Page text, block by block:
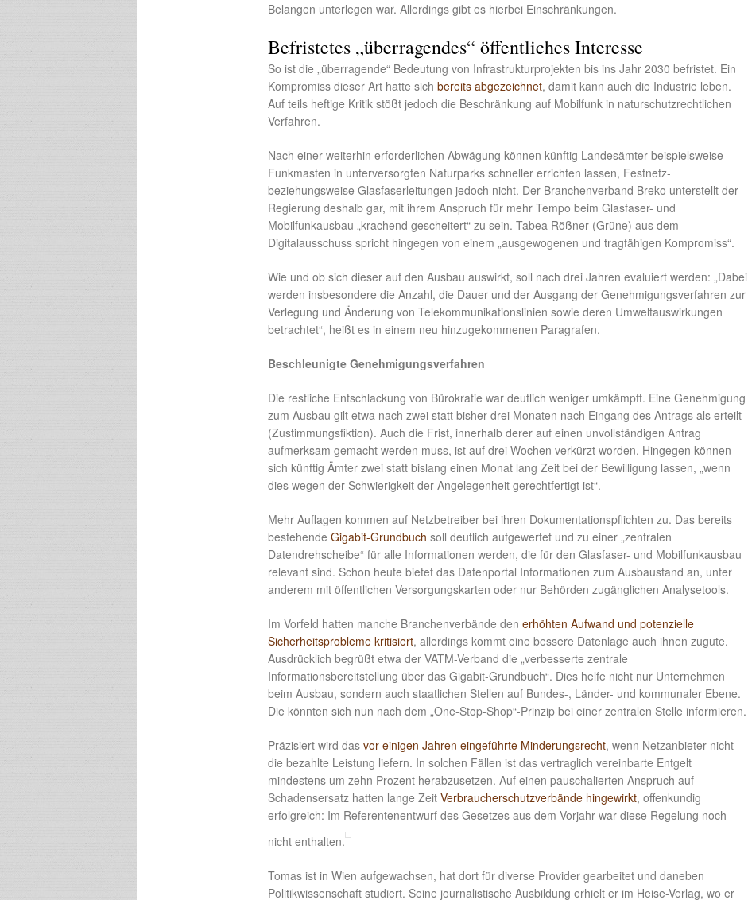
Belangen unterlegen war. Allerdings gibt es hierbei Einschränkungen.
Befristetes „überragendes“ öffentliches Interesse
So ist die „überragende“ Bedeutung von Infrastrukturprojekten bis ins Jahr 2030 befristet. Ein
Kompromiss dieser Art hatte sich bereits abgezeichnet, damit kann auch die Industrie leben.
Auf teils heftige Kritik stößt jedoch die Beschränkung auf Mobilfunk in naturschutzrechtlichen
Verfahren.
Nach einer weiterhin erforderlichen Abwägung können künftig Landesämter beispielsweise
Funkmasten in unterversorgten Naturparks schneller errichten lassen, Festnetz-
beziehungsweise Glasfaserleitungen jedoch nicht. Der Branchenverband Breko unterstellt der
Regierung deshalb gar, mit ihrem Anspruch für mehr Tempo beim Glasfaser- und
Mobilfunkausbau „krachend gescheitert“ zu sein. Tabea Rößner (Grüne) aus dem
Digitalausschuss spricht hingegen von einem „ausgewogenen und tragfähigen Kompromiss“.
Wie und ob sich dieser auf den Ausbau auswirkt, soll nach drei Jahren evaluiert werden: „Dabei
werden insbesondere die Anzahl, die Dauer und der Ausgang der Genehmigungsverfahren zur
Verlegung und Änderung von Telekommunikationslinien sowie deren Umweltauswirkungen
betrachtet“, heißt es in einem neu hinzugekommenen Paragrafen.
Beschleunigte Genehmigungsverfahren
Die restliche Entschlackung von Bürokratie war deutlich weniger umkämpft. Eine Genehmigung
zum Ausbau gilt etwa nach zwei statt bisher drei Monaten nach Eingang des Antrags als erteilt
(Zustimmungsfiktion). Auch die Frist, innerhalb derer auf einen unvollständigen Antrag
aufmerksam gemacht werden muss, ist auf drei Wochen verkürzt worden. Hingegen können
sich künftig Ämter zwei statt bislang einen Monat lang Zeit bei der Bewilligung lassen, „wenn
dies wegen der Schwierigkeit der Angelegenheit gerechtfertigt ist“.
Mehr Auflagen kommen auf Netzbetreiber bei ihren Dokumentationspflichten zu. Das bereits
bestehende Gigabit-Grundbuch soll deutlich aufgewertet und zu einer „zentralen
Datendrehscheibe“ für alle Informationen werden, die für den Glasfaser- und Mobilfunkausbau
relevant sind. Schon heute bietet das Datenportal Informationen zum Ausbaustand an, unter
anderem mit öffentlichen Versorgungskarten oder nur Behörden zugänglichen Analysetools.
Im Vorfeld hatten manche Branchenverbände den erhöhten Aufwand und potenzielle
Sicherheitsprobleme kritisiert, allerdings kommt eine bessere Datenlage auch ihnen zugute.
Ausdrücklich begrüßt etwa der VATM-Verband die „verbesserte zentrale
Informationsbereitstellung über das Gigabit-Grundbuch“. Dies helfe nicht nur Unternehmen
beim Ausbau, sondern auch staatlichen Stellen auf Bundes-, Länder- und kommunaler Ebene.
Die könnten sich nun nach dem „One-Stop-Shop“-Prinzip bei einer zentralen Stelle informieren.
Präzisiert wird das vor einigen Jahren eingeführte Minderungsrecht, wenn Netzanbieter nicht
die bezahlte Leistung liefern. In solchen Fällen ist das vertraglich vereinbarte Entgelt
mindestens um zehn Prozent herabzusetzen. Auf einen pauschalierten Anspruch auf
Schadensersatz hatten lange Zeit Verbraucherschutzverbände hingewirkt, offenkundig
erfolgreich: Im Referentenentwurf des Gesetzes aus dem Vorjahr war diese Regelung noch
nicht enthalten.
Tomas ist in Wien aufgewachsen, hat dort für diverse Provider gearbeitet und daneben
Politikwissenschaft studiert. Seine journalistische Ausbildung erhielt er im Heise-Verlag, wo er